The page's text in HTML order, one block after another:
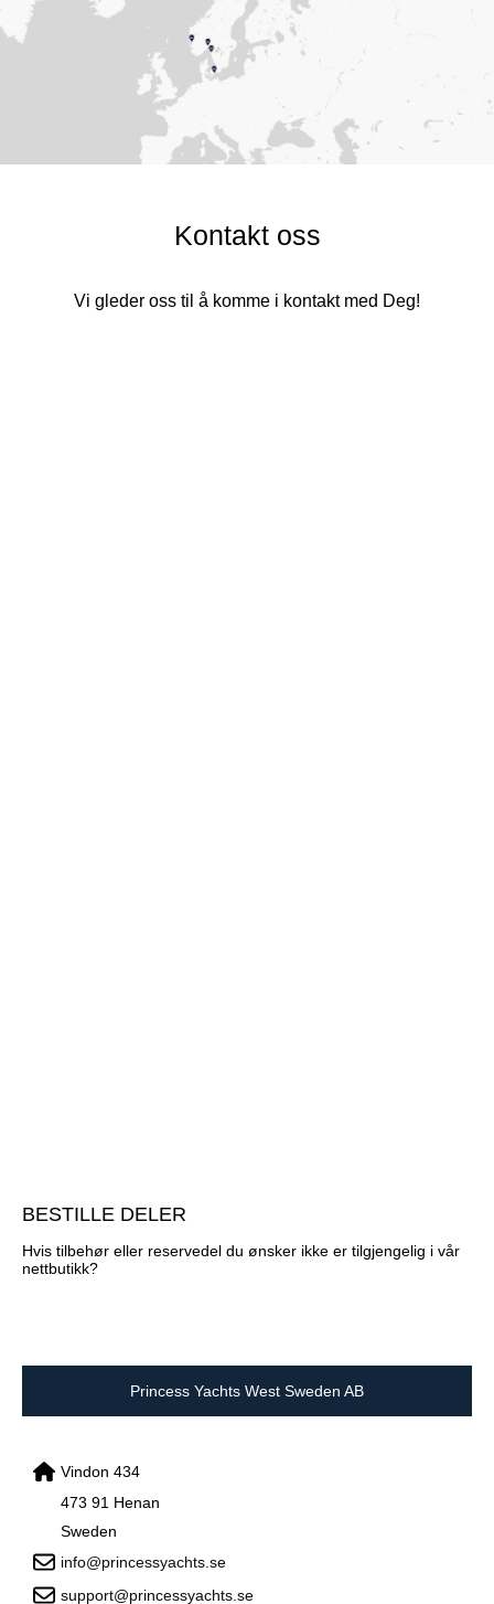
Kontakt oss
Vi gleder oss til å komme i kontakt med Deg!
BESTILLE DELER
Hvis tilbehør eller reservedel du ønsker ikke er tilgjengelig i vår
nettbutikk?
Princess Yachts West Sweden AB
Vindon 434
473 91 Henan
Sweden
info@princessyachts.se
support@princessyachts.se